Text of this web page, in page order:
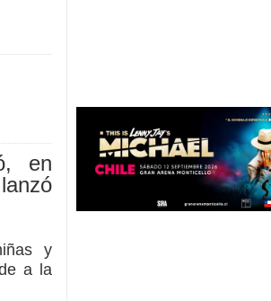
en
y
a la